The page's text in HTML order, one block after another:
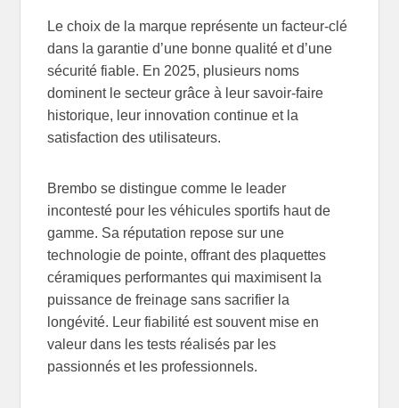
Le choix de la marque représente un facteur-clé
dans la garantie d’une bonne qualité et d’une
sécurité fiable. En 2025, plusieurs noms
dominent le secteur grâce à leur savoir-faire
historique, leur innovation continue et la
satisfaction des utilisateurs.
Brembo se distingue comme le leader
incontesté pour les véhicules sportifs haut de
gamme. Sa réputation repose sur une
technologie de pointe, offrant des plaquettes
céramiques performantes qui maximisent la
puissance de freinage sans sacrifier la
longévité. Leur fiabilité est souvent mise en
valeur dans les tests réalisés par les
passionnés et les professionnels.